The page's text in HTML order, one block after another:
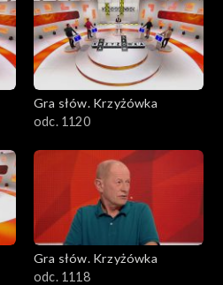
Gra słów. Krzyżówka
odc. 1120
Gra słów. Krzyżówka
odc. 1118